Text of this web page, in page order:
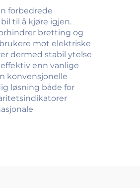
forbedrede
til å kjøre igjen.
bretting og
mot elektriske
dermed stabil ytelse
enn vanlige
konvensjonelle
løsning både for